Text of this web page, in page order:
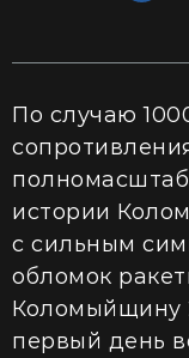
По случаю
истории
с сильным
обломок
Коломыйщину
первый день